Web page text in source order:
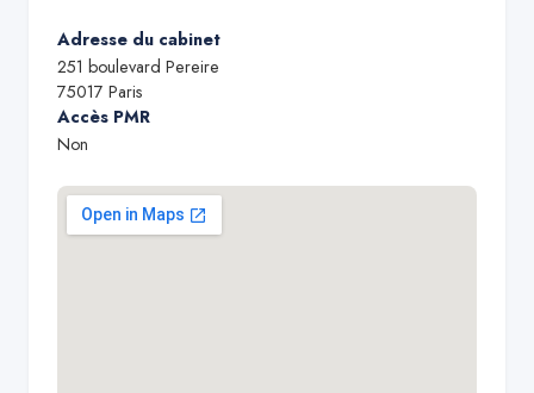
Adresse du cabinet
251 boulevard Pereire
75017 Paris
Accès PMR
Non